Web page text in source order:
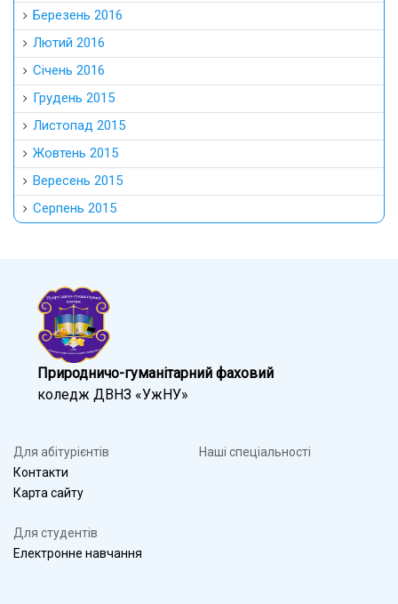
Березень 2016
Лютий 2016
Січень 2016
Грудень 2015
Листопад 2015
Жовтень 2015
Вересень 2015
Серпень 2015
Природничо-гуманітарний фаховий
коледж ДВНЗ «УжНУ»
Для абітурієнтів
Контакти
Карта сайту
Наші спеціальності
Для студентів
Електронне навчання